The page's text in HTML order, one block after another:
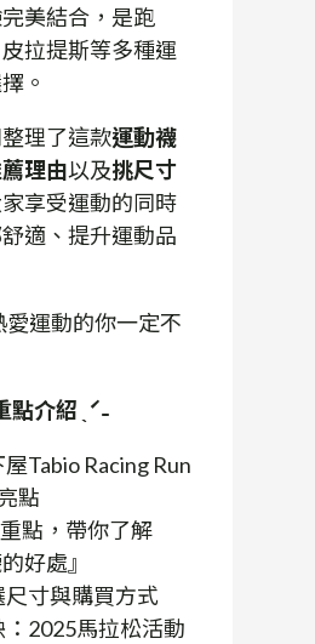
美結合，是跑
拉提斯等多種運
。
理了這款運動襪
理由以及挑尺寸
家享受運動的同時
適、提升運動品
愛運動的你一定不
點介紹 ˎˊ˗
Tabio Racing Run
點
點，帶你了解
好處』
寸與購買方式
2025馬拉松活動